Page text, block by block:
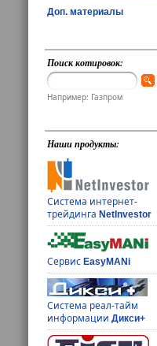
Доп. материалы
Поиск котировок:
Например: Газпром
Наши продукты:
Система интернет-
трейдингаNetInvestor
СервисEasyMANi
Система реал-тайм
информацииДикси+